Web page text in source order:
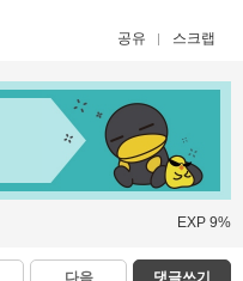
공유 스크랩
EXP 9%
다음 댓글쓰기